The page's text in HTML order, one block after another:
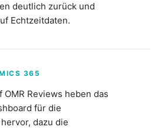
deutlich zurück und
Echtzeitdaten.
365
Reviews heben das
für die
dazu die